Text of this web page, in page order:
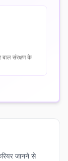
संरक्षण के
जानने से